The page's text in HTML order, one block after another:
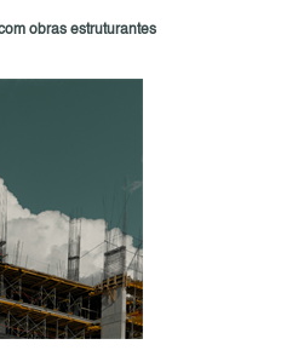
obras estruturantes